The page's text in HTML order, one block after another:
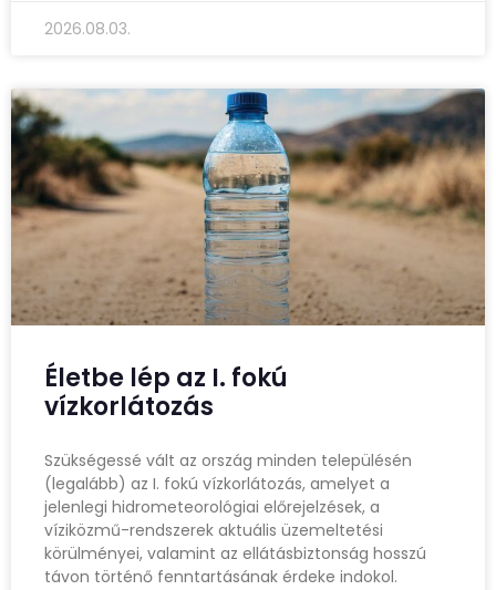
2026.08.03.
Életbe lép az I. fokú
vízkorlátozás
Szükségessé vált az ország minden településén
(legalább) az I. fokú vízkorlátozás, amelyet a
jelenlegi hidrometeorológiai előrejelzések, a
víziközmű-rendszerek aktuális üzemeltetési
körülményei, valamint az ellátásbiztonság hosszú
távon történő fenntartásának érdeke indokol.